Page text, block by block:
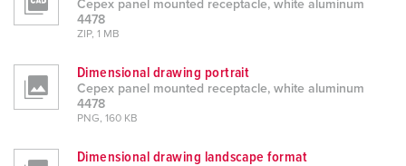
Cepex panel mounted receptacle, white aluminum
4478
ZIP, 1 MB
Dimensional drawing portrait
Cepex panel mounted receptacle, white aluminum
4478
PNG, 160 KB
Dimensional drawing landscape format